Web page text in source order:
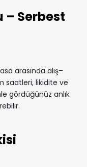
– Serbest
arasında alış–
saatleri, likidite ve
gördüğünüz anlık